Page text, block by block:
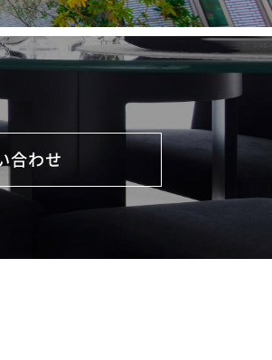
合わせ